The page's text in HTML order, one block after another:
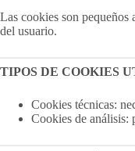
Las cookies son pequeños
del usuario.
TIPOS DE COOKIES
Cookies técnicas:
Cookies de análisis: